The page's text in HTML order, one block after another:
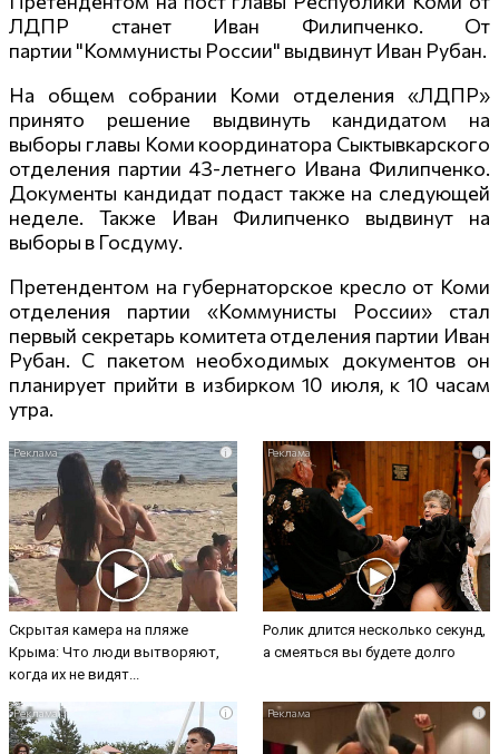
ЛДПР станет Иван Филипченко. От
партии "Коммунисты России" выдвинут Иван Рубан.
На общем собрании Коми отделения «ЛДПР»
принято решение выдвинуть кандидатом на
выборы главы Коми координатора Сыктывкарского
отделения партии 43-летнего Ивана Филипченко.
Документы кандидат подаст также на следующей
неделе. Также Иван Филипченко выдвинут на
выборы в Госдуму.
Претендентом на губернаторское кресло от Коми
отделения партии «Коммунисты России» стал
первый секретарь комитета отделения партии Иван
Рубан. С пакетом необходимых документов он
планирует прийти в избирком 10 июля, к 10 часам
утра.
i
Скрытая камера на пляже
Крыма: Что люди вытворяют,
когда их не видят...
i
Ролик длится несколько секунд,
а смеяться вы будете долго
i i